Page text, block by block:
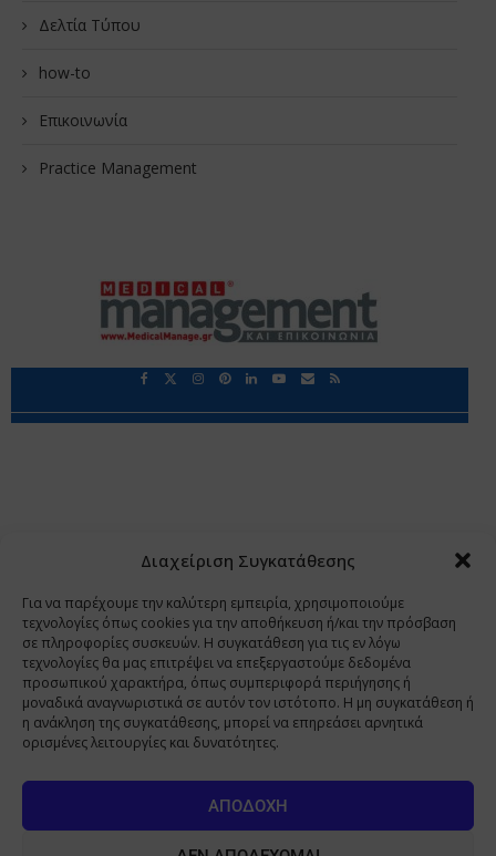
Διαχείριση Συγκατάθεσης
Για να παρέχουμε την καλύτερη εμπειρία, χρησιμοποιούμε
τεχνολογίες όπως cookies για την αποθήκευση ή/και την πρόσβαση
σε πληροφορίες συσκευών. Η συγκατάθεση για τις εν λόγω
τεχνολογίες θα μας επιτρέψει να επεξεργαστούμε δεδομένα
προσωπικού χαρακτήρα, όπως συμπεριφορά περιήγησης ή
μοναδικά αναγνωριστικά σε αυτόν τον ιστότοπο. Η μη συγκατάθεση ή
η ανάκληση της συγκατάθεσης, μπορεί να επηρεάσει αρνητικά
ορισμένες λειτουργίες και δυνατότητες.
ΑΠΟΔΟΧΉ
Δελτία Τύπου
how-to
Επικοινωνία
Practice Management
Copyright 2009 - 2026 © Χαραμή Α.Ε.
www.PharmaManage.gr • www.HealthExpo.gr • www.YO.gr
•
www.GreekShares.com • www.eLearning-
PharmaManage.gr • www.Charami-SA.gr
Με την παραμονή σας σε αυτή δηλώνετε,
προβλέπονται από τις διατάξεις της παραγράφου 6 του άρθρου 22 του